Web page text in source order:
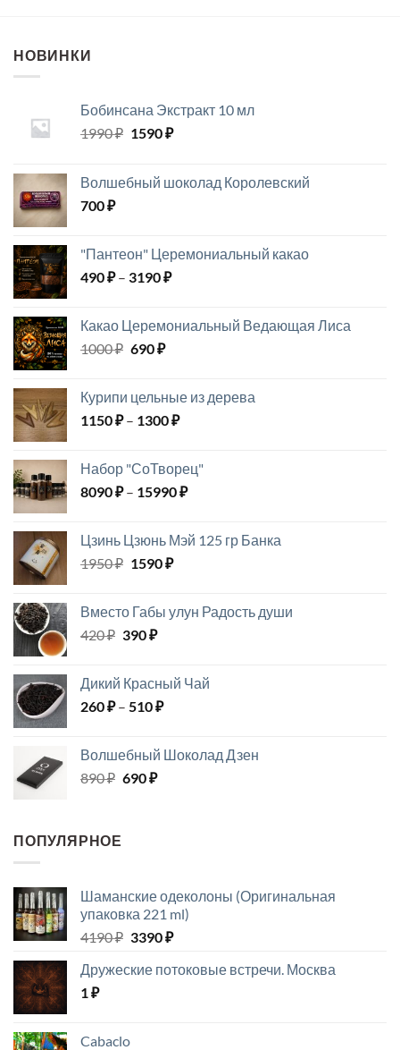
НОВИНКИ
Бобинсана Экстракт 10 мл
1990₽ Первоначальная
1990 ₽.
1590₽Текущая
Волшебный шоколад Королевский
700₽
"Пантеон" Церемониальный какао
490₽ – 3190₽Диапазон
–
Какао Церемониальный Ведающая Лиса
1000₽ Первоначальная
1000 ₽.
690₽Текущая
Курипи цельные из дерева
1150₽ – 1300₽Диапазон
–
1300 ₽
Набор "СоТворец"
8090₽ – 15990₽Диапазон
–
Цзинь Цзюнь Мэй 125 гр Банка
1950₽ Первоначальная
1950 ₽.
1590₽Текущая
Вместо Габы улун Радость души
420₽ Первоначальная
420 ₽.
390₽Текущая
Дикий Красный Чай
260₽ – 510₽Диапазон
–
Волшебный Шоколад Дзен
890₽ Первоначальная
690₽Текущая
ПОПУЛЯРНОЕ
Шаманские одеколоны (Оригинальная
упаковка 221 ml)
4190₽ Первоначальная
составляла
3390₽Текущая
3390 ₽.
Дружеские потоковые встречи. Москва
1₽
Cabaclo